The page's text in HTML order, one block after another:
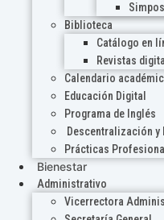
Biblioteca
Catálogo en
Revistas
Calendario
Educación Digital
Programa de Inglés
Descentralización y
Prácticas
Bienestar
Administrativo
Vicerrectora